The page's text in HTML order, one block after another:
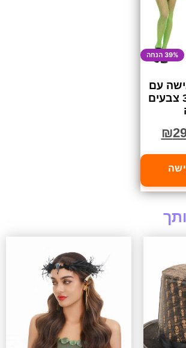
39% הנחה
עם
חורים קטנים, 3 צבעים
₪